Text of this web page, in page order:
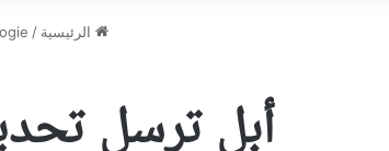
الرئيسية /
أبل ترسل